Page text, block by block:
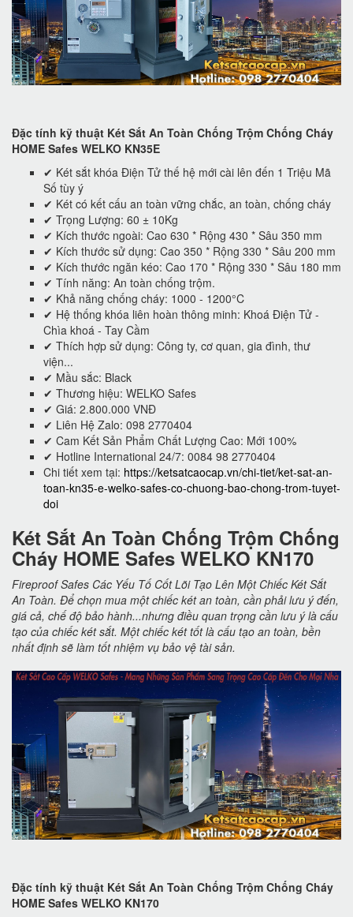
Đặc tính kỹ thuật Két Sắt An Toàn Chống Trộm Chống Cháy
HOME Safes WELKO KN35E
✔ Két sắt khóa Điện Tử thế hệ mới cài lên đến 1 Triệu Mã
Số tùy ý
✔ Két có kết cấu an toàn vững chắc, an toàn, chống cháy
✔ Trọng Lượng: 60 ± 10Kg
✔ Kích thước ngoài: Cao 630 * Rộng 430 * Sâu 350 mm
✔ Kích thước sử dụng: Cao 350 * Rộng 330 * Sâu 200 mm
✔ Kích thước ngăn kéo: Cao 170 * Rộng 330 * Sâu 180 mm
✔ Tính năng: An toàn chống trộm.
✔ Khả năng chống cháy: 1000 - 1200°C
✔ Hệ thống khóa liên hoàn thông minh: Khoá Điện Tử -
Chìa khoá - Tay Cầm
✔ Thích hợp sử dụng: Công ty, cơ quan, gia đình, thư
viện...
✔ Mầu sắc: Black
✔ Thương hiệu: WELKO Safes
✔ Giá: 2.800.000 VNĐ
✔ Liên Hệ Zalo: 098 2770404
✔ Cam Kết Sản Phẩm Chất Lượng Cao: Mới 100%
✔ Hotline International 24/7: 0084 98 2770404
Chi tiết xem tại: https://ketsatcaocap.vn/chi-tiet/ket-sat-an-
toan-kn35-e-welko-safes-co-chuong-bao-chong-trom-tuyet-
doi
Két Sắt An Toàn Chống Trộm Chống
Cháy HOME Safes WELKO KN170
Fireproof Safes Các Yếu Tố Cốt Lõi Tạo Lên Một Chiếc Két Sắt
An Toàn. Để chọn mua một chiếc két an toàn, cần phải lưu ý đến,
giá cả, chế độ bảo hành...nhưng điều quan trọng cần lưu ý là cấu
tạo của chiếc két sắt. Một chiếc két tốt là cấu tạo an toàn, bền
nhất định sẽ làm tốt nhiệm vụ bảo vệ tài sản.
Đặc tính kỹ thuật Két Sắt An Toàn Chống Trộm Chống Cháy
HOME Safes WELKO KN170